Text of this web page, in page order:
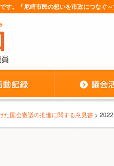
す。「尼崎市民の想いを市政につなぐ
た国会審議の推進に関する意見書 >